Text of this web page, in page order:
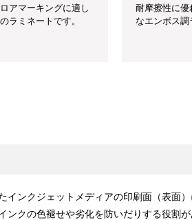
アマーキングに適し
ラミネートです。
耐摩擦性に優
なエンボス調
インクジェットメディアの印刷面（表面
クの色褪せや劣化を防いだりする役割が